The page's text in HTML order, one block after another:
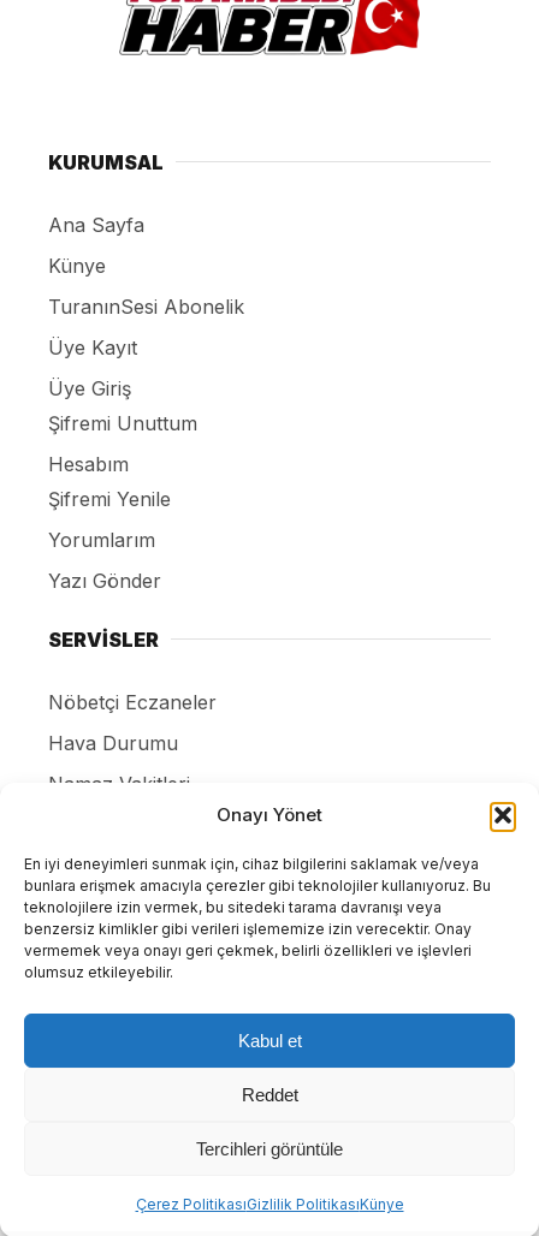
Onayı Yönet
En iyi deneyimleri sunmak için, cihaz bilgilerini saklamak ve/veya
bunlara erişmek amacıyla çerezler gibi teknolojiler kullanıyoruz. Bu
teknolojilere izin vermek, bu sitedeki tarama davranışı veya
benzersiz kimlikler gibi verileri işlememize izin verecektir. Onay
vermemek veya onayı geri çekmek, belirli özellikleri ve işlevleri
olumsuz etkileyebilir.
Kabul et
Reddet
Tercihleri görüntüle
Çerez PolitikasıGizlilik PolitikasıKünye
KURUMSAL
Ana Sayfa
Künye
TuranınSesi Abonelik
Üye Kayıt
Üye Giriş
Şifremi Unuttum
Hesabım
Şifremi Yenile
Yorumlarım
Yazı Gönder
SERVİSLER
Nöbetçi Eczaneler
Hava Durumu
Namaz Vakitleri
Puan Durumları
Resmi ilanlar
Gizlilik Politikası
Tüm Hakları Saklıdır. |WordPress Haber Teması